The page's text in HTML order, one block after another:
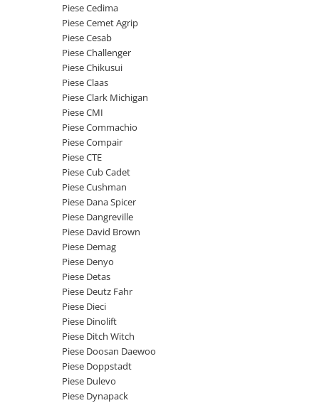
Garnituri utilaje
Abtibilduri - Etichete
Piese electrice
Cabluri si mufe
Mufe si pini
Piese contact
Contactor 12V
Contactoare 24V
Contactoare 48V
Motoare electrice
Placa electronica
Contact general - Ciuperca
Becuri indicatoare
Potentiometre
Senzori de unghi
Piese Timberjack
Piese Valmet Valtra
Piese Vogele
Piese Yuchai
Piese Zeppelin
Piese Schaeff
Piese Putzmeister
Piese Mitsubishi
Piese Matbro
Piese Lindner
Piese Kramer
Piese Kaiser
Piese Jacobsen
Piese Ingersoll Rand
Piese Hanomag
Piese Hamm
Piese Goldoni
Piese Furukawa
Piese Cedima
Piese Cemet Agrip
Piese Cesab
Piese Challenger
Piese Chikusui
Piese Claas
Piese Clark Michigan
Piese CMI
Piese Commachio
Piese Compair
Piese CTE
Piese Cub Cadet
Piese Cushman
Piese Dana Spicer
Piese Dangreville
Piese David Brown
Piese Demag
Piese Denyo
Piese Detas
Piese Deutz Fahr
Piese Dieci
Piese Dinolift
Piese Ditch Witch
Piese Doosan Daewoo
Piese Doppstadt
Piese Dulevo
Piese Dynapack